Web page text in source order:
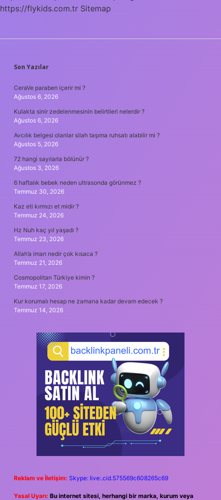
https://flykids.com.tr Sitemap
SIDEBAR
Son Yazılar
CeraVe paraben içerir mi ?
Ağustos 6, 2026
Kulakta sinir zedelenmesinin belirtileri nelerdir ?
Ağustos 6, 2026
Avcılık belgesi olanlar silah taşıma ruhsatı alabilir mi ?
Ağustos 5, 2026
72 hangi sayılarla bölünür ?
Ağustos 3, 2026
6 haftalık bebek neden ultrasonda görünmez ?
Temmuz 30, 2026
Kaz eti kırmızı et midir ?
Temmuz 24, 2026
Hz Nuh kaç yıl yaşadı ?
Temmuz 23, 2026
Allah’a iman nedir çok kısaca ?
Temmuz 21, 2026
Cosmopolitan Türkiye kimin ?
Temmuz 17, 2026
Kur korumalı hesap ne zamana kadar devam edecek ?
Temmuz 14, 2026
Reklam ve İletişim: Skype: live:.cid.575569c608265c69
Yasal Uyarı: Bu internet sitesi, herhangi bir marka, kurum veya